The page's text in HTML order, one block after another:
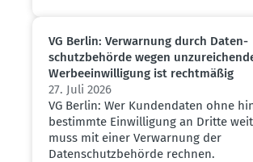
VG Berlin: Verwarnung durch Daten­
schutz­be­hörde wegen
Werbe­ein­wil­ligung ist recht­mäßig
27. Juli 2026
VG Berlin: Wer Kundendaten ohne
bestimmte Einwilligung an Dritte
muss mit einer Verwarnung der
Datenschutzbehörde rechnen.